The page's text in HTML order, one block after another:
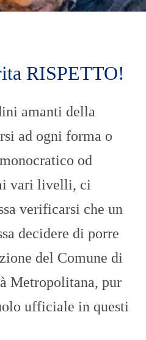
RISPETTO!
amanti della
ad ogni forma o
od
vari livelli, ci
verificarsi che un
decidere di porre
del Comune di
Metropolitana, pur
ufficiale in questi